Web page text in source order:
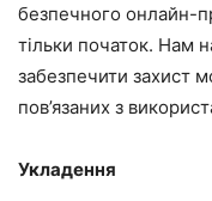
безпечного онлайн-
тільки початок. Нам
забезпечити захист
пов’язаних з
Укладення